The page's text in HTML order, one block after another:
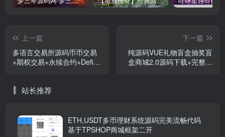
上一篇
多语言交易所源码币币交易
+期权交易+永续合约+Defi借
下一篇
纯源码VUE礼物盲盒抽奖盲
盒商城2.0源码下载+完整视
站长推荐
ETH,USDT多币理财系统源码完美流畅代码
基于TPSHOP商城框架二开